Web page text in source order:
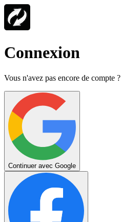
Connexion
Vous n'avez pas encore de compte ?
Continuer avec Google